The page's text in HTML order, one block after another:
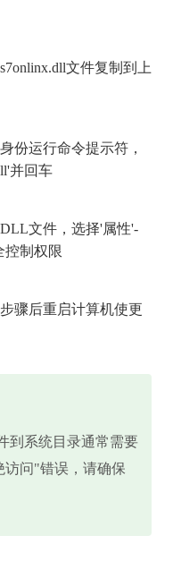
文件复制到上
份运行命令提示符，
并回车
文件，选择'属性'-
控制权限
骤后重启计算机使更
到系统目录通常需要
问"错误，请确保